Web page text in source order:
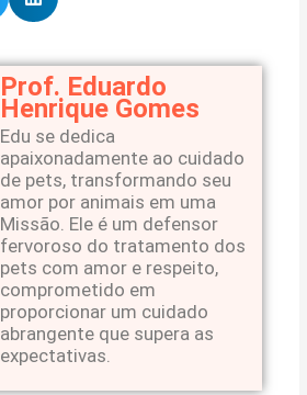
Prof. Eduardo
Henrique Gomes
Edu se dedica
apaixonadamente ao cuidado
de pets, transformando seu
amor por animais em uma
Missão. Ele é um defensor
fervoroso do tratamento dos
pets com amor e respeito,
comprometido em
proporcionar um cuidado
abrangente que supera as
expectativas.